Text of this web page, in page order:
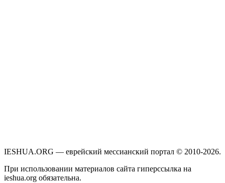
IESHUA.ORG — еврейский мессианский портал © 2010-2026.
При использовании материалов сайта гиперссылка на
ieshua.org обязательна.